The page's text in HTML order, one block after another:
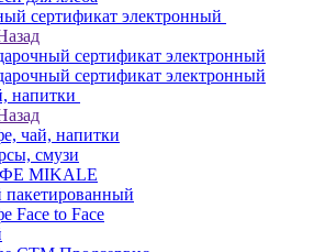
сертификат электронный
сертификат электронный
сертификат электронный
напитки
чай, напитки
смузи
MIKALE
пакетированный
Face to Face